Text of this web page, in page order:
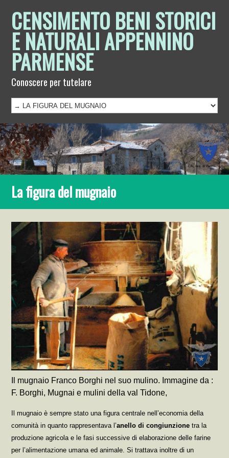
CENSIMENTO BENI STORICI
E NATURALI APPENNINO
PARMENSE
Conoscere per tutelare
La figura del mugnaio
Il mugnaio Franco Borghi nel suo mulino. Immagine da :
F. Borghi, Mugnai e mulini della val Tidone,
Il mugnaio è sempre stato una figura centrale nell’economia della
comunità in quanto rappresentava l’anello di congiunzione tra la
produzione agricola e le fasi successive di elaborazione delle farine
per l’alimentazione umana ed animale. Si trattava inoltre di un